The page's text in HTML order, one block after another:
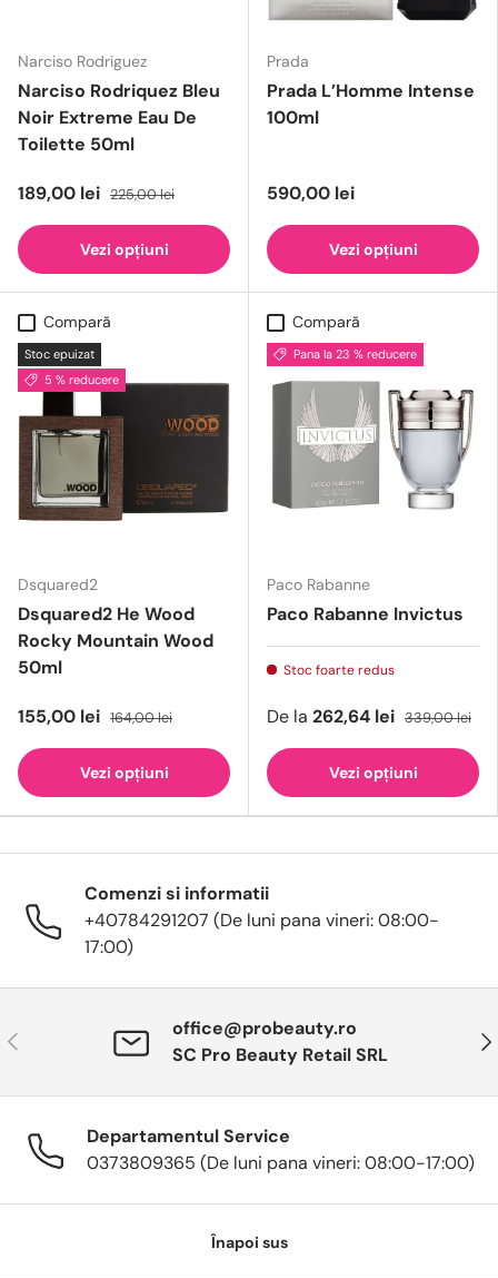
Narciso Rodriguez
Narciso Rodriquez Bleu
Noir Extreme Eau De
Toilette 50ml
189,00 lei 225,00 lei
Vezi opțiuni
Prada
Prada L’Homme Intense
100ml
590,00 lei
Vezi opțiuni
Compară
Stoc epuizat
5 % reducere
Dsquared2
Dsquared2 He Wood
Rocky Mountain Wood
50ml
155,00 lei 164,00 lei
Vezi opțiuni
Compară
Pana la 23 % reducere
Paco Rabanne
Paco Rabanne Invictus
Stoc foarte redus
De la 262,64 lei 339,00 lei
Vezi opțiuni
Comenzi si informatii
+40784291207 (De luni pana vineri: 08:00-
17:00)
Anterior
office@probeauty.ro
SC Pro Beauty Retail SRL
Departamentul Service
0373809365 (De luni pana vineri: 08:00-17:00)
Înapoi sus